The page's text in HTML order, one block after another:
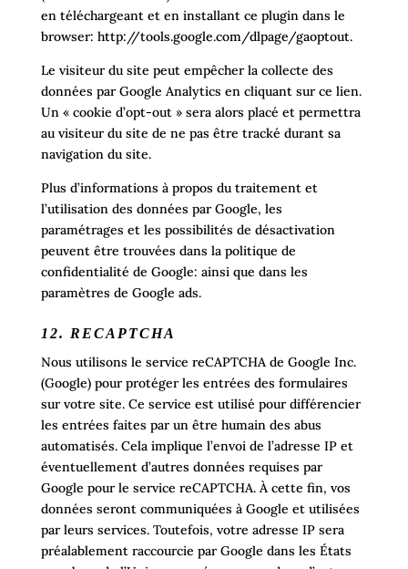
en téléchargeant et en installant ce plugin dans le
browser: http://tools.google.com/dlpage/gaoptout.
Le visiteur du site peut empêcher la collecte des
données par Google Analytics en cliquant sur ce lien.
Un « cookie d’opt-out » sera alors placé et permettra
au visiteur du site de ne pas être tracké durant sa
navigation du site.
Plus d’informations à propos du traitement et
l’utilisation des données par Google, les
paramétrages et les possibilités de désactivation
peuvent être trouvées dans la politique de
confidentialité de Google: ainsi que dans les
paramètres de Google ads.
12. RECAPTCHA
Nous utilisons le service reCAPTCHA de Google Inc.
(Google) pour protéger les entrées des formulaires
sur votre site. Ce service est utilisé pour différencier
les entrées faites par un être humain des abus
automatisés. Cela implique l’envoi de l’adresse IP et
éventuellement d’autres données requises par
Google pour le service reCAPTCHA. À cette fin, vos
données seront communiquées à Google et utilisées
par leurs services. Toutefois, votre adresse IP sera
préalablement raccourcie par Google dans les États